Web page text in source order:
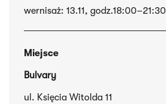
wernisaż: 13.11, godz.18:00–21:30
Miejsce
Bulvary
ul. Księcia Witolda 11